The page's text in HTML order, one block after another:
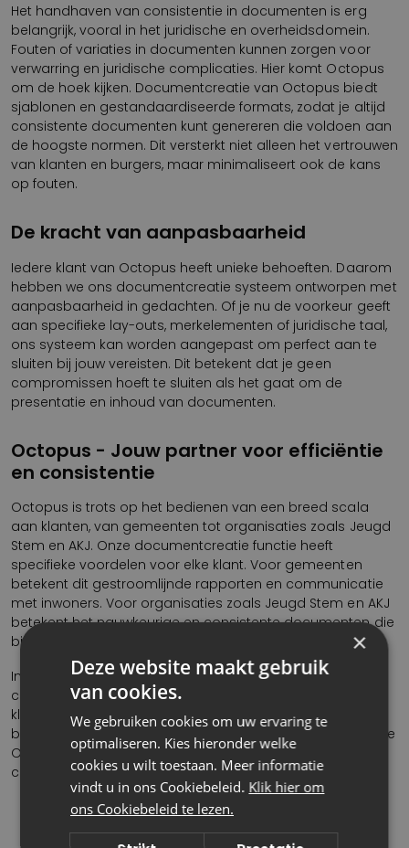
Het handhaven van consistentie in documenten is erg
belangrijk, vooral in het juridische en overheidsdomein.
Fouten of variaties in documenten kunnen zorgen voor
verwarring en juridische complicaties. Hier komt Octopus
om de hoek kijken. Documentcreatie van Octopus biedt
sjablonen en gestandaardiseerde formats, zodat je altijd
consistente documenten kunt genereren die voldoen aan
de hoogste normen. Dit versterkt niet alleen het vertrouwen
van klanten en burgers, maar minimaliseert ook de kans
op fouten.
De kracht van aanpasbaarheid
Iedere klant van Octopus heeft unieke behoeften. Daarom
hebben we ons documentcreatie systeem ontworpen met
aanpasbaarheid in gedachten. Of je nu de voorkeur geeft
aan specifieke lay-outs, merkelementen of juridische taal,
ons systeem kan worden aangepast om perfect aan te
sluiten bij jouw vereisten. Dit betekent dat je geen
compromissen hoeft te sluiten als het gaat om de
presentatie en inhoud van documenten.
Octopus - Jouw partner voor efficiëntie
en consistentie
Octopus is trots op het bedienen van een breed scala
aan klanten, van gemeenten tot organisaties zoals Jeugd
Stem en AKJ. Onze documentcreatie functie heeft
specifieke voordelen voor elke klant. Voor gemeenten
betekent dit gestroomlijnde rapporten en communicatie
met inwoners. Voor organisaties zoals Jeugd Stem en AKJ
betekent het nauwkeurige en consistente documenten die
bijdragen aan hun cruciale werk.
In een wereld waar snelheid, nauwkeurigheid en
consistentie van groot belang zijn, staat Octopus voor je
klaar met de oplossing voor al jouw documentcreatie
behoeften. Neem vandaag nog contact op en ontdek hoe
Octopus jouw partner kan zijn voor efficiënte en
consistente documentcreatie!
×
Deze website maakt gebruik
van cookies.
We gebruiken cookies om uw ervaring te
optimaliseren. Kies hieronder welke
cookies u wilt toestaan. Meer informatie
vindt u in ons Cookiebeleid. Klik hier om
ons Cookiebeleid te lezen.